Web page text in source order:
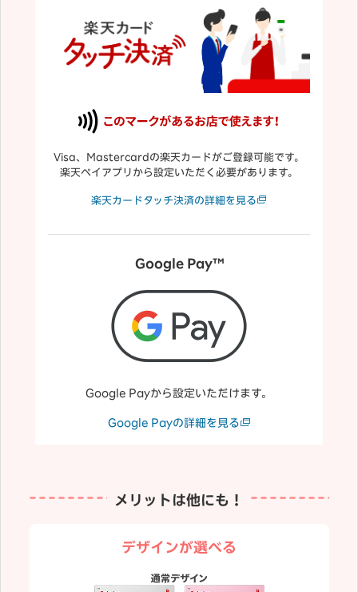
Visa、Mastercardの楽天カードがご登録可能です。
楽天ペイアプリから設定いただく必要があります。
楽天カードタッチ決済の詳細を見る
Google Pay™
Google Payから設定いただけます。
Google Payの詳細を見る
メリットは他にも！
デザインが選べる